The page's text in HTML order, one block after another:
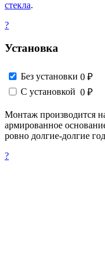
стекла.
?
Установка
Без установки 0 ₽
С установкой 0 ₽
Монтаж производится
армированное
ровно долгие-долгие
?